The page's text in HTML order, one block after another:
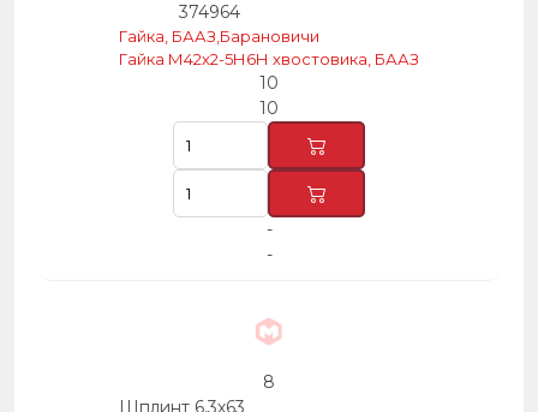
374964
Гайка, БААЗ,Барановичи
Гайка М42х2-5Н6Н хвостовика, БААЗ
10
10
-
-
8
Шплинт 6,3х63